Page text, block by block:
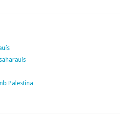
Palestina